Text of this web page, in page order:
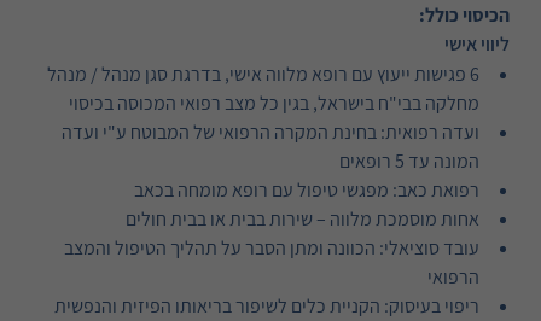
הכיסוי כולל:
ליווי אישי
6 פגישות ייעוץ עם רופא מלווה אישי, בדרגת סגן מנהל / מנהל
מחלקה בבי"ח בישראל, בגין כל מצב רפואי המכוסה בכיסוי
ועדה רפואית: בחינת המקרה הרפואי של המבוטח ע"י ועדה
המונה עד 5 רופאים
רפואת כאב: מפגשי טיפול עם רופא מומחה בכאב
אחות מוסמכת מלווה – שירות בבית או בבית חולים
עובד סוציאלי: הכוונה ומתן הסבר על תהליך הטיפול והמצב
הרפואי
ריפוי בעיסוק: הקניית כלים לשיפור בריאותו הפיזית והנפשית